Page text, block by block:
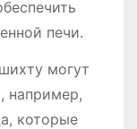
печи.
могут
например,
которые